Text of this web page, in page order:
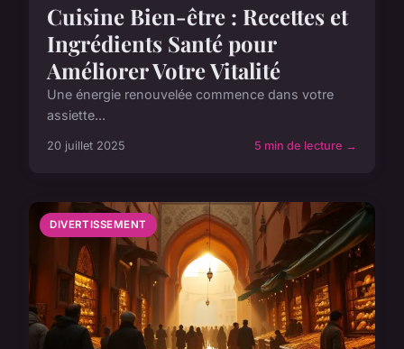
Cuisine Bien-être : Recettes et
Ingrédients Santé pour
Améliorer Votre Vitalité
Une énergie renouvelée commence dans votre
assiette...
20 juillet 2025 5 min de lecture →
DIVERTISSEMENT